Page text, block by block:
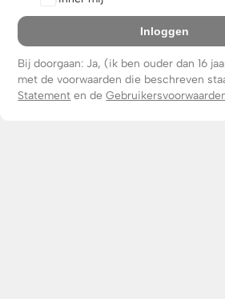
Inloggen
Bij doorgaan: Ja, (ik ben ouder dan 16
met de voorwaarden die beschreven
Statement en de